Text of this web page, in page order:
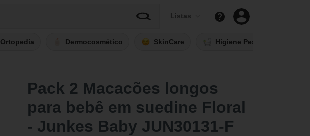
Listas
Ortopedia Dermocosmético SkinCare Higiene Pessoal
Pack 2 Macacões longos
para bebê em suedine Floral
- Junkes Baby JUN30131-F